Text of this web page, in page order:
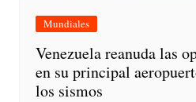
Mundiales
Venezuela reanuda las
en su principal
los sismos